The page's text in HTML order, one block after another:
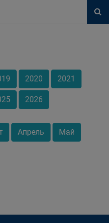
2020 2021
2026
Апрель Май